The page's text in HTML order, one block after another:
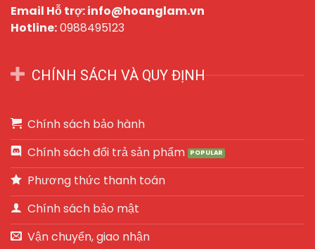
Email Hỗ trợ: info@hoanglam.vn
Hotline:0988495123
CHÍNH SÁCH VÀ QUY ĐỊNH
Chính sách bảo hành
Chính sách đổi trả sản phẩm
Phương thức thanh toán
Chính sách bảo mật
Vận chuyển, giao nhận